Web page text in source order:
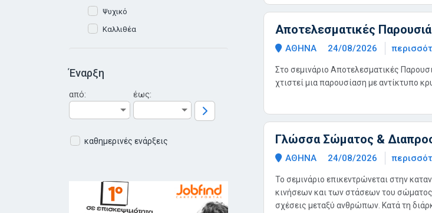
Ψυχικό
Καλλιθέα
Έναρξη
από: έως:
καθημερινές ενάρξεις
Αποτελεσματικές
ΑΘΗΝΑ 24/08/2026
Στο σεμινάριο Αποτελεσματικές
χτιστεί μια παρουσίαση με αντίκτυπο
Γλώσσα Σώματος &
ΑΘΗΝΑ 24/08/2026
Το σεμινάριο επικεντρώνεται στην
κινήσεων και των στάσεων του σώματος
σχέσεις μεταξύ ανθρώπων. Κατά τη